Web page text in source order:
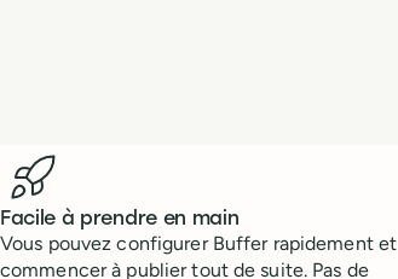
Benefits
Facile à prendre en main
Vous pouvez configurer Buffer rapidement et
commencer à publier tout de suite. Pas de